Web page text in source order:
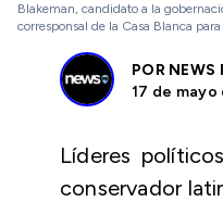
Blakeman, candidato a la
corresponsal de la Casa Blanca
POR NEWS
17 de mayo
Líderes
conservador